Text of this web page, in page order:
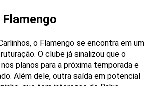
o Flamengo se encontra em um
O clube já sinalizou que o
planos para a próxima temporada e
Além dele, outra saída em potencial